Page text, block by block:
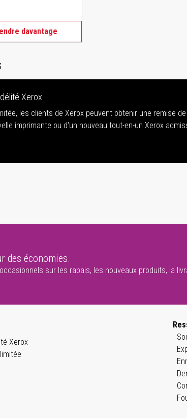
davantage
Xerox
les clients de Xerox peuvent obtenir une remise de
imprimante ou d'un nouveau tout-en-un Xerox
des économies.
sur les rabais, les nouveaux produits, la
Xerox